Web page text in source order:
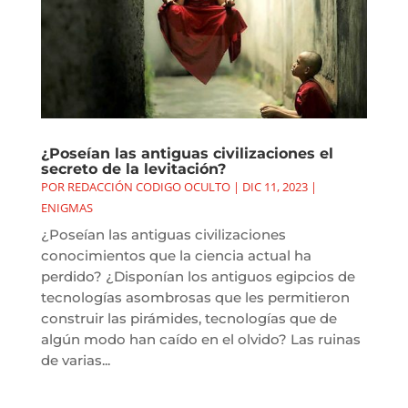
¿Poseían las antiguas civilizaciones el
secreto de la levitación?
POR REDACCIÓN CODIGO OCULTO| DIC 11, 2023|
ENIGMAS
¿Poseían las antiguas civilizaciones
conocimientos que la ciencia actual ha
perdido? ¿Disponían los antiguos egipcios de
tecnologías asombrosas que les permitieron
construir las pirámides, tecnologías que de
algún modo han caído en el olvido? Las ruinas
de varias...